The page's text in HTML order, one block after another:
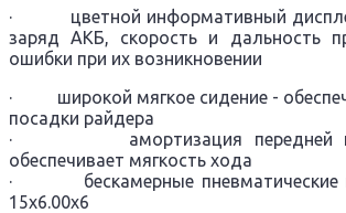
· цветной информативный
заряд АКБ, скорость и дальность
ошибки при их возникновении
· широкой мягкое сидение -
посадки райдера
· амортизация передней и
обеспечивает мягкость хода
· бескамерные пневматические
15х6.00х6